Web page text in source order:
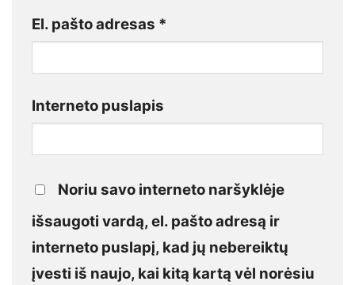
El. pašto adresas *
Interneto puslapis
Noriu savo interneto naršyklėje
išsaugoti vardą, el. pašto adresą ir
interneto puslapį, kad jų nebereiktų
įvesti iš naujo, kai kitą kartą vėl norėsiu